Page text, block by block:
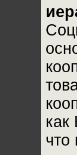
как
что